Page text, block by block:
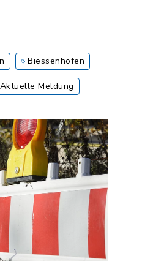
Biessenhofen
Aktuelle Meldung